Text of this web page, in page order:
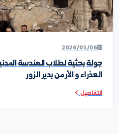
2026/06/14